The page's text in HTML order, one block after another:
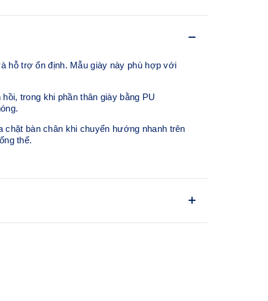
hỗ trợ ổn định. Mẫu giày này phù hợp với
trong khi phần thân giày bằng PU
bàn chân khi chuyển hướng nhanh trên
thể.